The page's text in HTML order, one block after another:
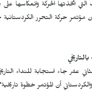
التي اتخذتها الحركة وانعكاسها
مؤتمر حركة التحرر الكردستانية
عشر جاء استجابة للنداء
أن المؤتمر خطوة